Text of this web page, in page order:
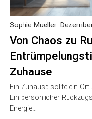
Von Chaos zu
Zuhause
Sophie Mueller
Ein Zuhause sollte ein
Ein persönlicher
Energie…